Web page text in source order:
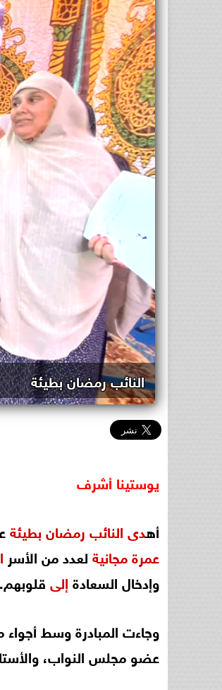
النائب رمضان بطيئة
يوستينا أشرف
أهدى النائب رمضان بطيئة
عمرةمجانية لعدد من الأسر
وإدخال السعادة إلى قلوبهم.
وجاءت المبادرة وسط أجواء
عضو مجلس النواب،